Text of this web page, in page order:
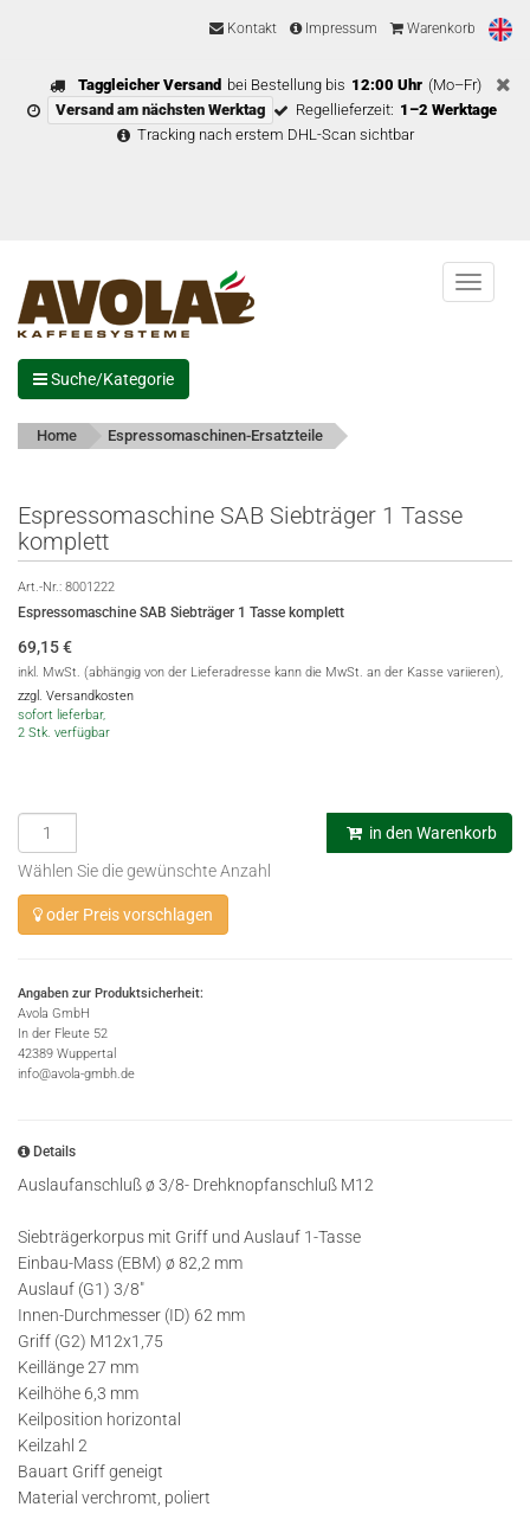
Kontakt Impressum Warenkorb
Taggleicher Versand bei Bestellung bis 12:00 Uhr (Mo–Fr)
Versand am nächsten Werktag
Regellieferzeit: 1–2 Werktage
Tracking nach erstem DHL-Scan sichtbar
Menu
Suche/Kategorie
Home Espressomaschinen-Ersatzteile
Espressomaschine SAB Siebträger 1 Tasse
komplett
Art.-Nr.: 8001222
Espressomaschine SAB Siebträger 1 Tasse komplett
69,15€
inkl. MwSt. (abhängig von der Lieferadresse kann die MwSt. an der Kasse variieren),
zzgl. Versandkosten
sofort lieferbar,
2 Stk. verfügbar
in den Warenkorb
Wählen Sie die gewünschte Anzahl
oder Preis vorschlagen
Angaben zur Produktsicherheit:
Avola GmbH
In der Fleute 52
42389 Wuppertal
info@avola-gmbh.de
Details
Auslaufanschluß ø 3/8- Drehknopfanschluß M12
Siebträgerkorpus mit Griff und Auslauf 1-Tasse
Einbau-Mass (EBM) ø 82,2 mm
Auslauf (G1) 3/8"
Innen-Durchmesser (ID) 62 mm
Griff (G2) M12x1,75
Keillänge 27 mm
Keilhöhe 6,3 mm
Keilposition horizontal
Keilzahl 2
Bauart Griff geneigt
Material verchromt, poliert